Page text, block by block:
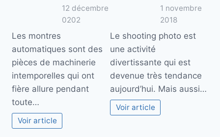
12 décembre
0202
Les montres
automatiques sont des
pièces de machinerie
intemporelles qui ont
fière allure pendant
toute…
Voir article
1 novembre
2018
Le shooting photo est
une activité
divertissante qui est
devenue très tendance
aujourd’hui. Mais aussi…
Voir article